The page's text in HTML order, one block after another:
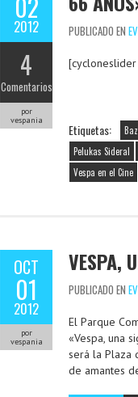
2012
4
Comentarios
por
vespania
PUBLICADO EN
Etiquetas:
Pelukas Sideral
Vespa en el Cine
OCT
01
2012
por
vespania
VESPA,
PUBLICADO EN
El Parque
«Vespa, una
será la Plaza
de amantes